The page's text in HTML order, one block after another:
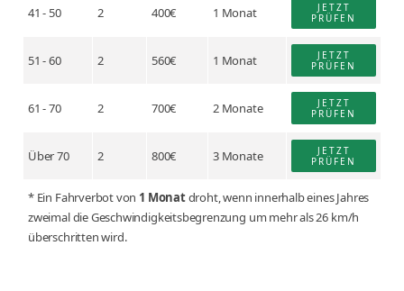
41 - 50 2 400€ 1 Monat
JETZT
PRÜFEN
51 - 60 2 560€ 1 Monat
JETZT
PRÜFEN
61 - 70 2 700€ 2 Monate
JETZT
PRÜFEN
Über 70 2 800€ 3 Monate
JETZT
PRÜFEN
* Ein Fahrverbot von 1 Monatdroht, wenn innerhalb eines Jahres
zweimal die Geschwindigkeitsbegrenzung um mehr als 26 km/h
überschritten wird.